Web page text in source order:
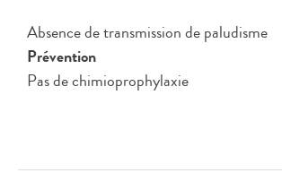
Absence de transmission de paludisme
Prévention
Pas de chimioprophylaxie